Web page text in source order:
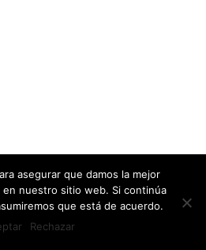
asegurar que damos la mejor
en nuestro sitio web. Si continúa
que está de acuerdo.
Rechazar